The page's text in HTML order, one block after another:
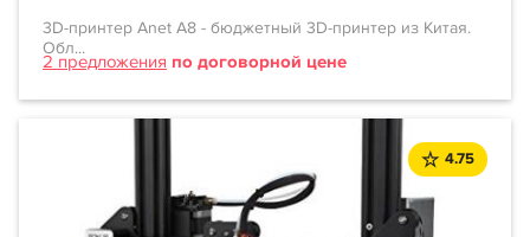
3D-принтер Anet A8 - бюджетный 3D-принтер из Китая.
Обл...
2 предложения по договорной цене
4.75